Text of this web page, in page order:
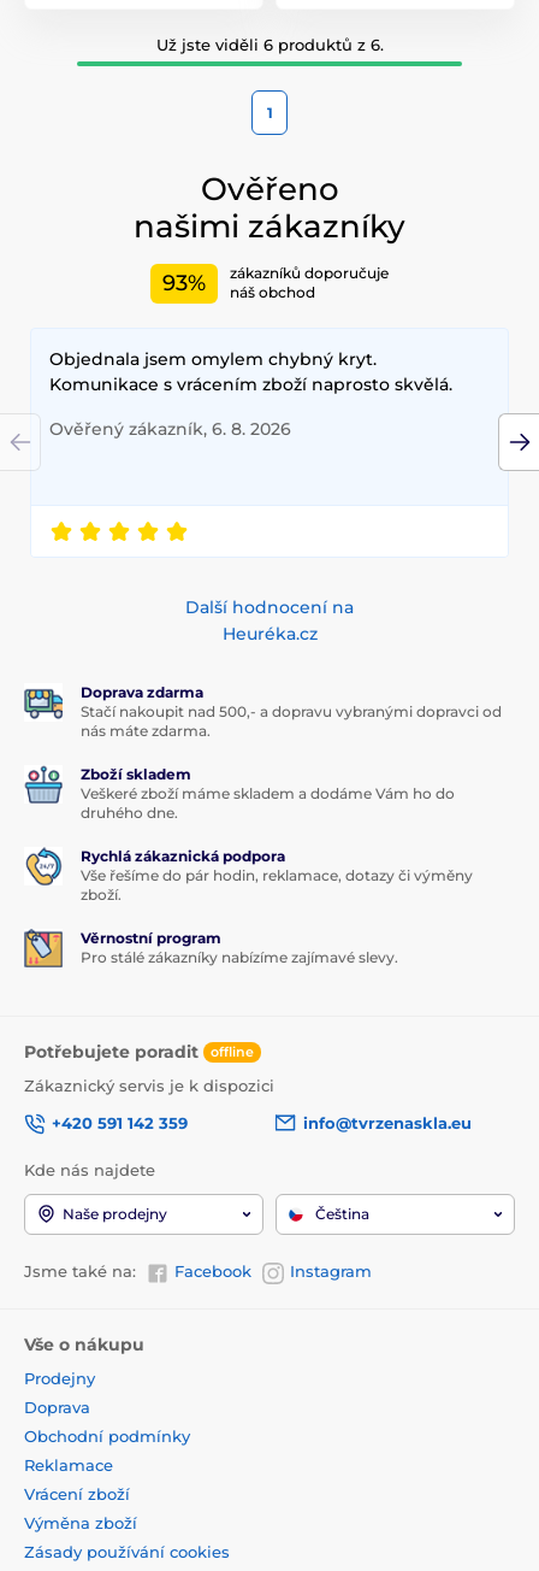
Už jste viděli 6 produktů z 6.
1
Ověřeno
našimi zákazníky
93%
zákazníků doporučuje
náš obchod
Objednala jsem omylem chybný kryt.
Komunikace s vrácením zboží naprosto skvělá.
Ověřený zákazník, 6. 8. 2026
Další hodnocení na
Heuréka.cz
Doprava zdarma
Stačí nakoupit nad 500,- a dopravu vybranými dopravci od
nás máte zdarma.
Zboží skladem
Veškeré zboží máme skladem a dodáme Vám ho do
druhého dne.
Rychlá zákaznická podpora
Vše řešíme do pár hodin, reklamace, dotazy či výměny
zboží.
Věrnostní program
Pro stálé zákazníky nabízíme zajímavé slevy.
Potřebujete poradit offline
Zákaznický servis je k dispozici
+420 591 142 359
info@tvrzenaskla.eu
Kde nás najdete
Naše prodejny Čeština
Jsme také na: Facebook Instagram
Vše o nákupu
Prodejny
Doprava
Obchodní podmínky
Reklamace
Vrácení zboží
Výměna zboží
Zásady používání cookies